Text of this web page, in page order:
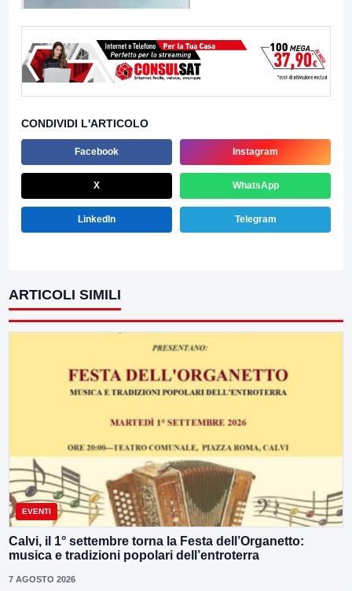
CONDIVIDI L'ARTICOLO
Facebook Instagram
X WhatsApp
LinkedIn Telegram
ARTICOLI SIMILI
EVENTI
Calvi, il 1° settembre torna la Festa dell’Organetto:
musica e tradizioni popolari dell’entroterra
7 AGOSTO 2026